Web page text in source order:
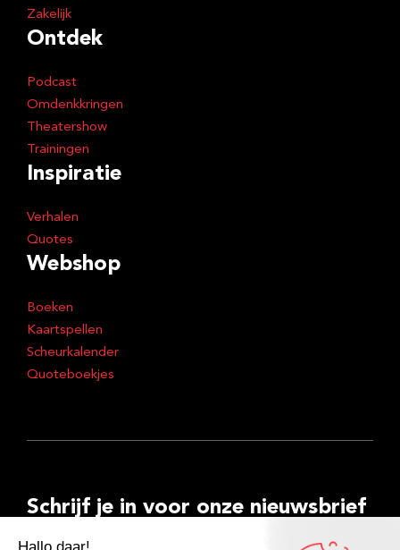
Zakelijk
Ontdek
Podcast
Omdenkkringen
Theatershow
Trainingen
Inspiratie
Verhalen
Quotes
Webshop
Boeken
Kaartspellen
Scheurkalender
Quoteboekjes
Schrijf je in voor onze nieuwsbrief